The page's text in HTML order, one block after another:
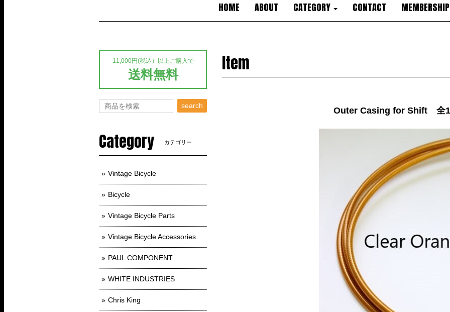
HOME ABOUT CATEGORY CONTACT MEMBERSHIP
Item
Outer Casing for Shift 全
11,000円(税込）以上ご購入で
送料無料
search
Category カテゴリー
Vintage Bicycle
Bicycle
Vintage Bicycle Parts
Vintage Bicycle Accessories
PAUL COMPONENT
WHITE INDUSTRIES
Chris King